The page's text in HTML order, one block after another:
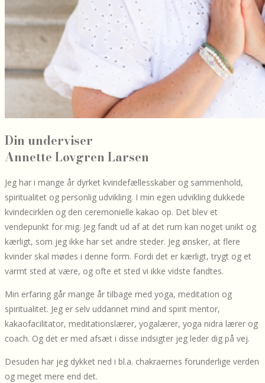
Din underviser
Annette Løvgren Larsen
Jeg har i mange år dyrket kvindefællesskaber og sammenhold,
spiritualitet og personlig udvikling. I min egen udvikling dukkede
kvindecirklen og den ceremonielle kakao op. Det blev et
vendepunkt for mig. Jeg fandt ud af at det rum kan noget unikt og
kærligt, som jeg ikke har set andre steder. Jeg ønsker, at flere
kvinder skal mødes i denne form. Fordi det er kærligt, trygt og et
varmt sted at være, og ofte et sted vi ikke vidste fandtes.
Min erfaring går mange år tilbage med yoga, meditation og
spiritualitet. Jeg er selv uddannet mind and spirit mentor,
kakaofacilitator, meditationslærer, yogalærer, yoga nidra lærer og
coach. Og det er med afsæt i disse indsigter jeg leder dig på vej.
Desuden har jeg dykket ned i bl.a. chakraernes forunderlige verden
og meget mere end det.